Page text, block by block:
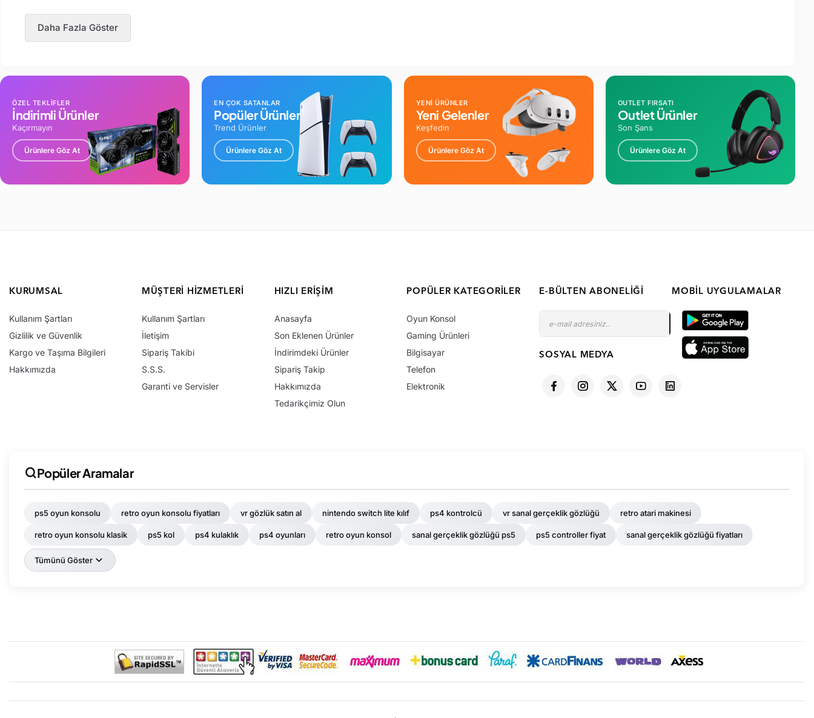
Daha Fazla Göster
ÖZEL TEKLİFLER
İndirimli Ürünler
Kaçırmayın
Ürünlere Göz At
EN ÇOK SATANLAR
Popüler Ürünler
Trend Ürünler
Ürünlere Göz At
YENİ ÜRÜNLER
Yeni Gelenler
Keşfedin
Ürünlere Göz At
OUTLET FIRSATI
Outlet Ürünler
Son Şans
Ürünlere Göz At
KURUMSAL
Kullanım Şartları
Gizlilik ve Güvenlik
Kargo ve Taşıma Bilgileri
Hakkımızda
MÜŞTERI HIZMETLERI
Kullanım Şartları
İletişim
Sipariş Takibi
S.S.S.
Garanti ve Servisler
HIZLI ERIŞIM
Anasayfa
Son Eklenen Ürünler
İndirimdeki Ürünler
Sipariş Takip
Hakkımızda
Tedarikçimiz Olun
POPÜLER KATEGORILER
Oyun Konsol
Gaming Ürünleri
Bilgisayar
Telefon
Elektronik
E-BÜLTEN ABONELIĞI
SOSYAL MEDYA
MOBIL UYGULAMALAR
Popüler Aramalar
ps5 oyun konsolu retro oyun konsolu fiyatları vr gözlük satın al nintendo switch lite kılıf ps4 kontrolcü vr sanal gerçeklik gözlüğü retro atari makinesi
retro oyun konsolu klasik ps5 kol ps4 kulaklık ps4 oyunları retro oyun konsol sanal gerçeklik gözlüğü ps5 ps5 controller fiyat sanal gerçeklik gözlüğü fiyatları
Tümünü Göster